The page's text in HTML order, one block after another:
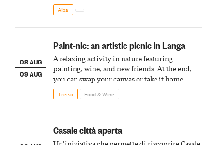
Alba
08 AUG
09 AUG
Paint-nic: an artistic picnic in Langa
A relaxing activity in nature featuring
painting, wine, and new friends. At the end,
you can swap your canvas or take it home.
Treiso Food & Wine
Casale città aperta
Un’iniziativa che permette di riscoprire Casale